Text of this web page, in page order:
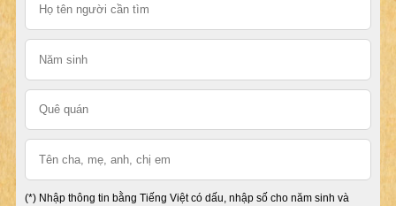
(*) Nhập thông tin bằng Tiếng Việt có dấu, nhập số cho năm sinh và